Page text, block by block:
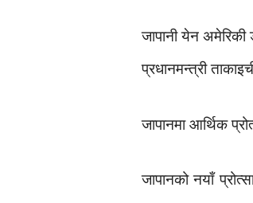
जापानी येन
प्रधानमन्त्री
जापानमा आर्थिक
जापानको नयाँ